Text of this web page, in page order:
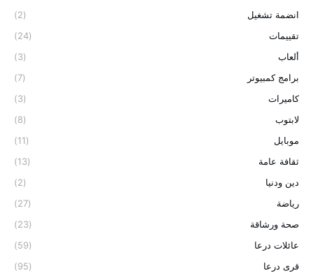
انضمة تشغيل
(2)
تقييمات
(24)
ألعاب
(3)
برامج كمبيوتر
(7)
كاميرات
(3)
لابتوب
(8)
موبايل
(11)
ثقافة عامة
(13)
دين ودنيا
(2)
رياضة
(27)
صحة ورشاقة
(23)
عائلات درعا
(59)
قرى درعا
(95)